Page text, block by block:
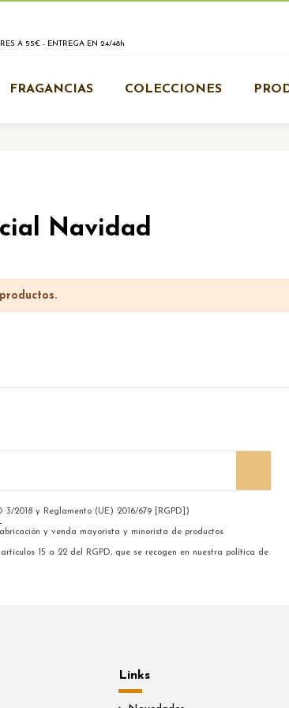
A 55€ - ENTREGA EN 24/48h
FRAGANCIAS COLECCIONES
Navidad
2018 y Reglamento (UE) 2016/679 [RGPD])
y venda mayorista y minorista de productos
15 a 22 del RGPD, que se recogen en nuestra política de
Links